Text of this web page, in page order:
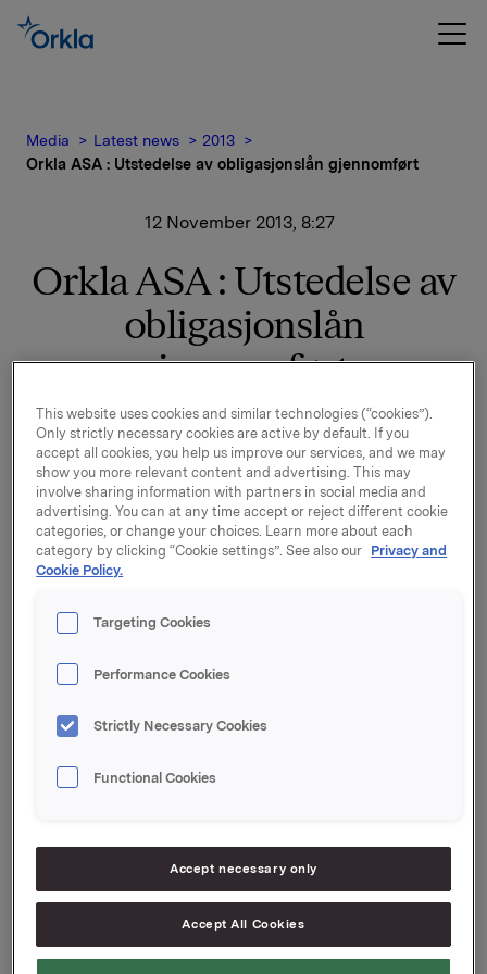
Media Latest news
2013
Orkla ASA : Utstedelse av obligasjonslån gjennomført
12 November 2013, 8:27
Orkla ASA : Utstedelse av
obligasjonslån
gjennomført
Orkla ASA annonserte i går at selskapet vurderte en
emisjon i det norske obligasjonsmarkedet gjennom et
nytt lån med 10-års løpetid og fast rente.
Emisjonen er nå gjennomført og NOK 500 mill. ble
solgt i markedet. Lånet har en låneramme på NOK
1.500 millioner. 1. transje er emittert med NOK 1.000
millioner, hvorav Orkla selv har beholdt NOK 500
har vært tilretteleggere for emisjonen.
Lånet vil bli søkt notert på Oslo Børs.
Oslo, 12. november 2013
Geir Sollie, Finansdirektør
Rune Helland, Direktør Investor Relations
Telefon: +47 97 71 32 50
Denne opplysningen er informasjonspliktig etter
verdipapirhandelloven §5-12
This website uses cookies and similar technologies (“cookies”).
Only strictly necessary cookies are active by default. If you
accept all cookies, you help us improve our services, and we may
show you more relevant content and advertising. This may
involve sharing information with partners in social media and
advertising. You can at any time accept or reject different cookie
categories, or change your choices. Learn more about each
category by clicking “Cookie settings”. See also our Privacy and
Cookie Policy.
Targeting Cookies
Performance Cookies
Strictly Necessary Cookies
Functional Cookies
Accept necessary only
Accept All Cookies